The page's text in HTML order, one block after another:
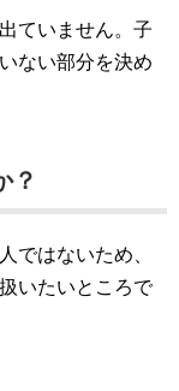
ていません。子
ない部分を決め
？
ではないため、
いたいところで